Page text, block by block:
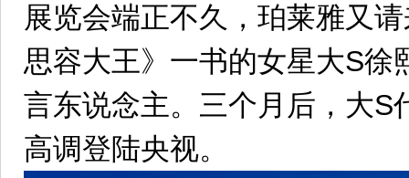
展览会端正不久，珀莱雅又
思容大王》一书的女星大S徐
言东说念主。三个月后，大S
高调登陆央视。